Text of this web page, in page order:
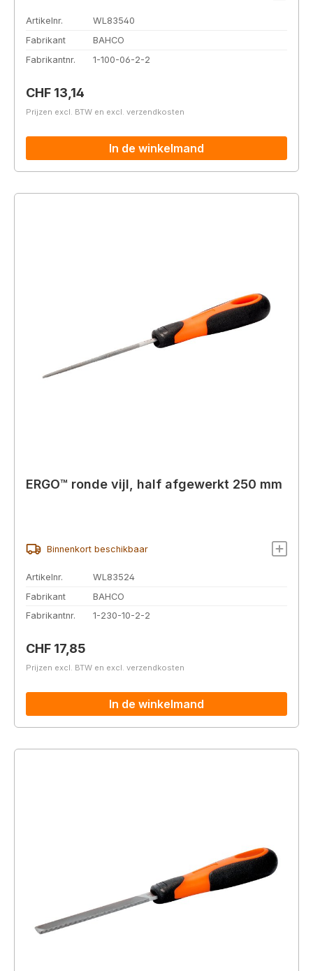
Artikelnr.
WL83540
Fabrikant
BAHCO
Fabrikantnr.
1-100-06-2-2
Normale prijs:
CHF 13,14
Prijzen excl. BTW en excl. verzendkosten
In de winkelmand
ERGO™ ronde vijl, half afgewerkt 250 mm
Binnenkort beschikbaar
Artikelnr.
WL83524
Fabrikant
BAHCO
Fabrikantnr.
1-230-10-2-2
Normale prijs:
CHF 17,85
Prijzen excl. BTW en excl. verzendkosten
In de winkelmand